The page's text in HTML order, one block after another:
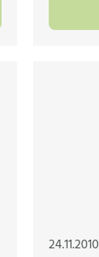
24.11.2010